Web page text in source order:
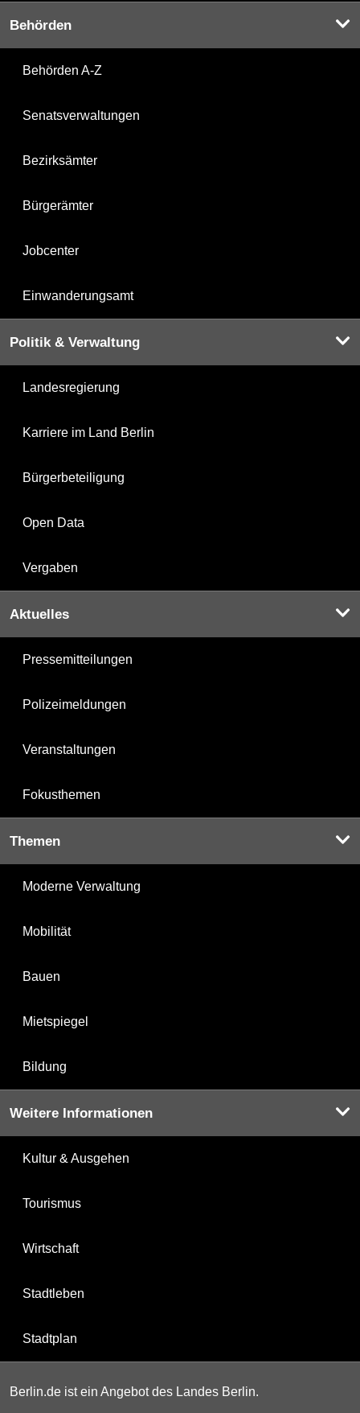
Behörden
Behörden A-Z
Senatsverwaltungen
Bezirksämter
Bürgerämter
Jobcenter
Einwanderungsamt
Politik & Verwaltung
Landesregierung
Karriere im Land Berlin
Bürgerbeteiligung
Open Data
Vergaben
Aktuelles
Pressemitteilungen
Polizeimeldungen
Veranstaltungen
Fokusthemen
Themen
Moderne Verwaltung
Mobilität
Bauen
Mietspiegel
Bildung
Weitere Informationen
Kultur & Ausgehen
Tourismus
Wirtschaft
Stadtleben
Stadtplan
Berlin.de ist ein Angebot des Landes Berlin.